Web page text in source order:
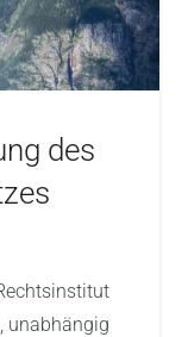
des
unabhängig